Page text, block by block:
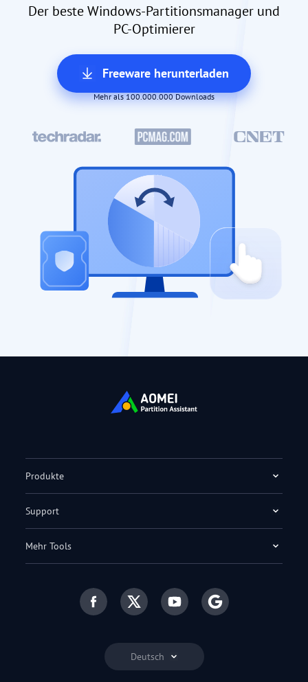
Der beste Windows-Partitionsmanager und
PC-Optimierer
Freeware herunterladen
Mehr als 100.000.000 Downloads
Deutsch
Produkte
Support
Mehr Tools